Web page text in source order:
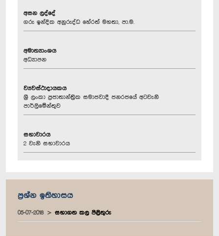
අසන ලද්දේ
ගරු ඉන්දික අනුරුද්ධ හේරත් මහතා, පා.ම.
අමාත්‍යාංශය
අධ්‍යාපන
ව්‍යවස්ථාදායකය
ශ්‍රී ලංකා ප්‍රජාතාන්ත්‍රික සමාජවාදී ජනරජයේ අටවැනි
පාර්ලිමේන්තුව
සභාවාරය
2 වැනි සභාවාරය
ප්‍රශ්න ඉතිහාසය
05-07-2018 සභාගත කල පිළිතුරු